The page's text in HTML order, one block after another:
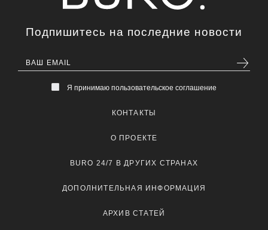
Подпишитесь на последние новости
Я принимаю пользовательское соглашение
КОНТАКТЫ
О ПРОЕКТЕ
BURO 24/7 В ДРУГИХ СТРАНАХ
ДОПОЛНИТЕЛЬНАЯ ИНФОРМАЦИЯ
АРХИВ СТАТЕЙ